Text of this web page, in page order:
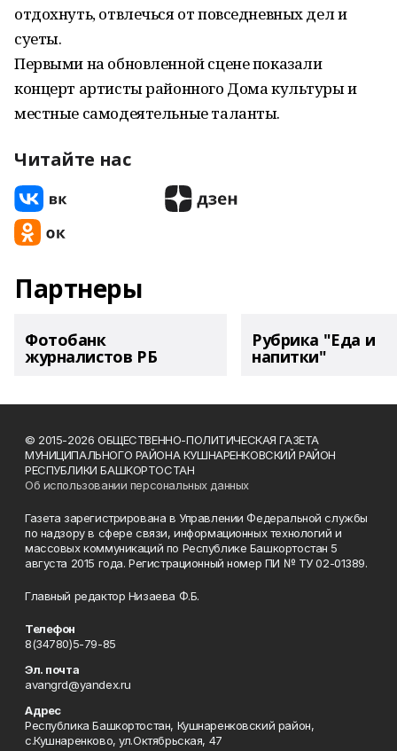
отдохнуть, отвлечься от повседневных дел и
суеты.
Первыми на обновленной сцене показали
концерт артисты районного Дома культуры и
местные самодеятельные таланты.
Читайте нас
Партнеры
Фотобанк
журналистов РБ
Рубрика "Еда и
напитки"
© 2015-2026 ОБЩЕСТВЕННО-ПОЛИТИЧЕСКАЯ ГАЗЕТА
МУНИЦИПАЛЬНОГО РАЙОНА КУШНАРЕНКОВСКИЙ РАЙОН
РЕСПУБЛИКИ БАШКОРТОСТАН
Об использовании персональных данных
Газета зарегистрирована в Управлении Федеральной службы
по надзору в сфере связи, информационных технологий и
массовых коммуникаций по Республике Башкортостан 5
августа 2015 года. Регистрационный номер ПИ № ТУ 02-01389.
Главный редактор Низаева Ф.Б.
Телефон
8(34780)5-79-85
Эл. почта
avangrd@yandex.ru
Адрес
Республика Башкортостан, Кушнаренковский район,
с.Кушнаренково, ул.Октябрьская, 47